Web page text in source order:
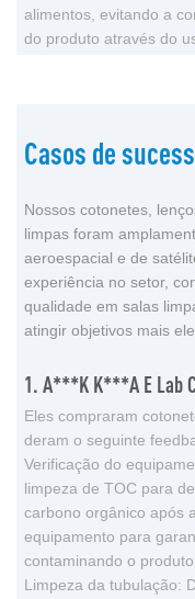
alimentos, evitando a
do produto através do
Casos de
Nossos cotonetes,
limpas foram
aeroespacial e de
experiência no setor,
qualidade em salas
atingir objetivos mais
1. A***k K***a E Lab
Eles compraram
deram o seguinte
Verificação do
limpeza de TOC para
carbono orgânico após
equipamento para
contaminando o produto.
Limpeza da tubulação: